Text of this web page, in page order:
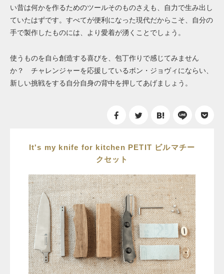
い昔は何かを作るためのツールそのものさえも、自力で生み出し
ていたはずです。すべてが便利になった現代だからこそ、自分の
手で製作したものには、より愛着が湧くことでしょう。
使うものを自ら創造する喜びを、包丁作りで感じてみません
か？ チャレンジャーを応援しているボン・ジョヴィにならい、
新しい挑戦をする自分自身の背中を押してあげましょう。
It's my knife for kitchen PETIT ビルマチー
クセット